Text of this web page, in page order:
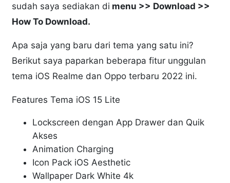
sudah saya sediakan di menu >> Download >>
How To Download.
Apa saja yang baru dari tema yang satu ini?
Berikut saya paparkan beberapa fitur unggulan
tema iOS Realme dan Oppo terbaru 2022 ini.
Features Tema iOS 15 Lite
Lockscreen dengan App Drawer dan Quik
Akses
Animation Charging
Icon Pack iOS Aesthetic
Wallpaper Dark White 4k